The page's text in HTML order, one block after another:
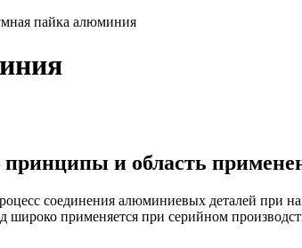
пайка алюминия
и область
соединения алюминиевых деталей при
широко применяется при серийном